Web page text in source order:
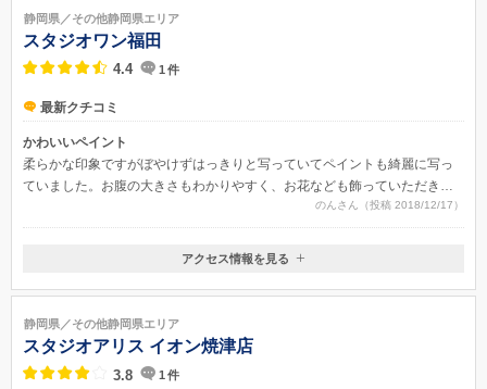
JR掛川駅南口より5分
静岡県／その他静岡県エリア
スタジオワン福田
4.4 1 件
最新クチコミ
かわいいペイント
柔らかな印象ですがぼやけずはっきりと写っていてペイントも綺麗に写っ
ていました。お腹の大きさもわかりやすく、お花なども飾っていただきと
ても思い出になりました。ペイントも自分の要望に合わせてくださり、自
分好みの可愛らしい絵を書いてくださいました。
のんさん（投稿 2018/12/17）
静岡県菊川市加茂2978
アクセス情報を見る
静岡県／その他静岡県エリア
スタジオアリス イオン焼津店
3.8 1件